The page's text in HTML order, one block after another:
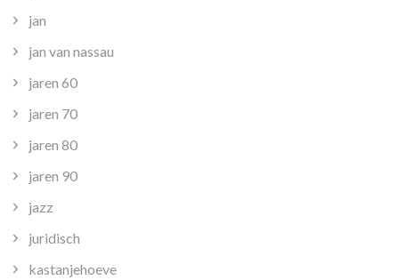
jan
jan van nassau
jaren 60
jaren 70
jaren 80
jaren 90
jazz
juridisch
kastanjehoeve